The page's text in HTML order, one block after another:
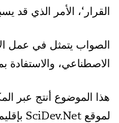
القرار‘، الأمر الذي قد
الصواب يتمثل في عمل
الاصطناعي، والاستفادة
هذا الموضوع أنتج عبر
لموقع SciDev.Net بإقليم الشرق الأوسط وشمال أفريقيا